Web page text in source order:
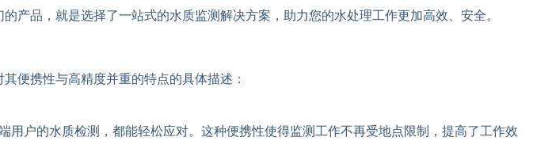
品，就是选择了一站式的水质监测解决方案，助力您的水处理工作更加高效、安全。
便携性与高精度并重的特点的具体描述：
户的水质检测，都能轻松应对。这种便携性使得监测工作不再受地点限制，提高了工作效